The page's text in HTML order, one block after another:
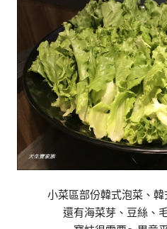
小菜區部份韓式泡菜、韓
還有海菜芽、豆絲、